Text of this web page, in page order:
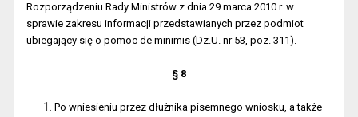
Rozporządzeniu Rady Ministrów z dnia 29 marca 2010 r. w
sprawie zakresu informacji przedstawianych przez podmiot
ubiegający się o pomoc de minimis (Dz.U. nr 53, poz. 311).
§ 8
Po wniesieniu przez dłużnika pisemnego wniosku, a także